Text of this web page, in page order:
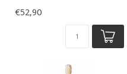
€52,90